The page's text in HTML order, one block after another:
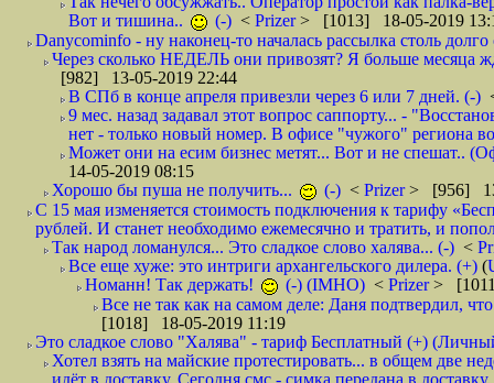
Вот и тишина..
(-) < Prizer> [1013] 18-05-2019
Danycominfo - ну наконец-то началась рассылка столь
Через сколько НЕДЕЛЬ они привозят? Я больше месяца
[982] 13-05-2019 22:44
В СПб в конце апреля привезли через 6 или 7 дней. (-)
9 мес. назад задавал этот вопрос саппорту... -
нет - только новый номер. В офисе "чужого" региона
Может они на есим бизнес метят... Вот и не спешат..
14-05-2019 08:15
Хорошо бы пуша не получить...
(-) < Prizer> [956]
С 15 мая изменяется стоимость подключения к тарифу
рублей. И станет необходимо ежемесячно и тратить, и
Так народ ломанулся... Это сладкое слово халява... (-) <
Все еще хуже: это интриги архангельского дилера. (+) (
Номанн! Так держать!
(-) (IMHO) < Prizer>
Все не так как на самом деле: Даня подтвердил,
[1018] 18-05-2019 11:19
Это сладкое слово "Халява" - тариф Бесплатный (+)
Хотел взять на майские протестировать... в общем две
идёт в доставку. Сегодня смс - симка передана в